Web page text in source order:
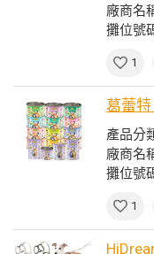
廠商名
攤位號
1
葛蕾
產品分
廠商名
攤位號
1